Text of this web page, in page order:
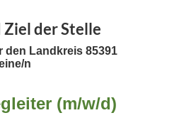
der Stelle
den Landkreis 85391
n
(m/w/d)